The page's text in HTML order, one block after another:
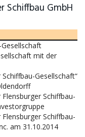
Schiffbau GmbH
mit der
Gesellschaft“
Schiffbau-
Schiffbau-
am 31.10.2014